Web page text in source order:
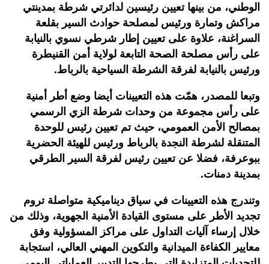
الوطني، من بينها تعيين رئيسين لدائرتي شرطة بمدينتي
مراكش وتمارة ورئيس لمصلحة حوادث السير بقلعة
السراغنة، علاوة على تعيين إطار شرطي نسوي بالنيابة
على رأس مصلحة الصحة التابعة لولاية أمن القنيطرة
ورئيس بالنيابة لفرقة الشرطة السياحية بالرباط.
وتبعا للمصدر، همّت هذه التعيينات أيضا وضع أطر أمنية
على رأس مجموعة من وحدات شرطة الزي الرسمي
بمصالح الأمن العمومي، حيث تم تعيين رئيس للوحدة
المتنقلة لشرطة النجدة بالرباط ورئيس للهيئة الحضرية
ببوعرفة، فضلا عن تعيين رئيس لفرقة السير الطرقي
بمدينة دمنات.
وتندرج هذه التعيينات في سياق ديناميكية متواصلة تروم
تجديد الأطر على مستوى القيادة الأمنية الجهوية، وذلك من
خلال إرساء آليات التداول على مراكز المسؤولية وفق
معايير الكفاءة الميدانية والتكوين المهني العالي، استجابة